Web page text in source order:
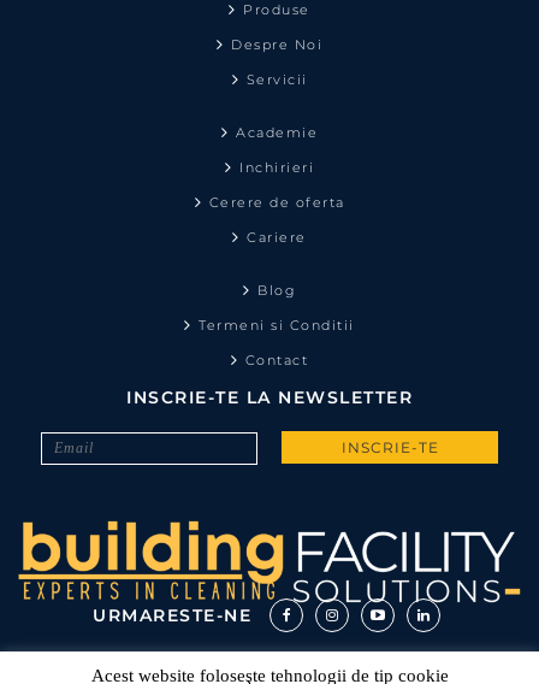
Produse
Despre Noi
Servicii
Academie
Inchirieri
Cerere de oferta
Cariere
Blog
Termeni si Conditii
Contact
INSCRIE-TE LA NEWSLETTER
URMARESTE-NE
Acest website foloseşte tehnologii de tip cookie